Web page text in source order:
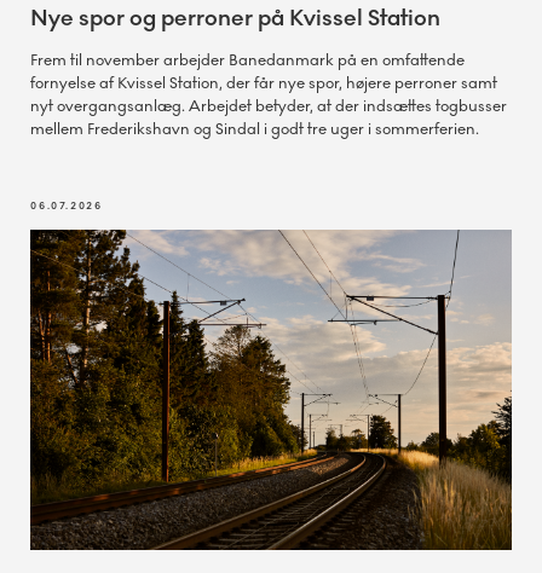
Nye spor og perroner på Kvissel Station
Frem til november arbejder Banedanmark på en omfattende
fornyelse af Kvissel Station, der får nye spor, højere perroner samt
nyt overgangsanlæg. Arbejdet betyder, at der indsættes togbusser
mellem Frederikshavn og Sindal i godt tre uger i sommerferien.
06.07.2026